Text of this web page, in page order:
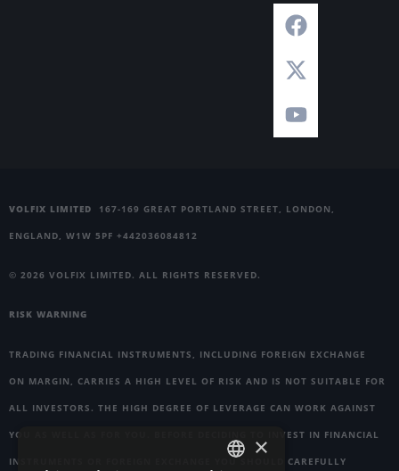
VOLFIX LIMITED 167-169 GREAT PORTLAND STREET, LONDON,
ENGLAND, W1W 5PF +442036084812
© 2026 VOLFIX LIMITED. ALL RIGHTS RESERVED.
RISK WARNING
TRADING FINANCIAL INSTRUMENTS, INCLUDING FOREIGN EXCHANGE
ON MARGIN, CARRIES A HIGH LEVEL OF RISK AND IS NOT SUITABLE FOR
ALL INVESTORS. THE HIGH DEGREE OF LEVERAGE CAN WORK AGAINST
YOU AS WELL AS FOR YOU. BEFORE DECIDING TO INVEST IN FINANCIAL
INSTRUMENTS OR FOREIGN EXCHANGE YOU SHOULD CAREFULLY
×